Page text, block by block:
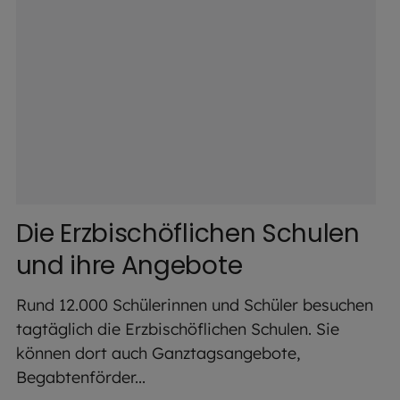
Die Erzbischöflichen Schulen
und ihre Angebote
Rund 12.000 Schülerinnen und Schüler besuchen
tagtäglich die Erzbischöflichen Schulen. Sie
können dort auch Ganztagsangebote,
Begabtenförder...